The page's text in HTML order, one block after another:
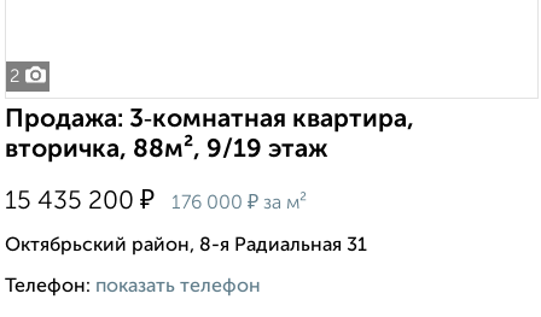
2
Продажа: 3‑комнатная квартира,
вторичка, 88м², 9/19 этаж
15 435 200 ₽ 176 000 ₽ за м²
Октябрьский район, 8-я Радиальная 31
Телефон: показать телефон